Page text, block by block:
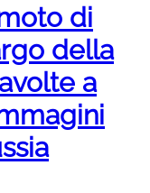
di
della
a